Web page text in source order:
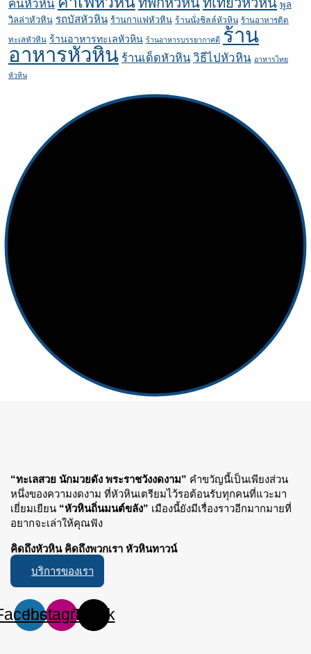
คนหัวหิน
พูล
วิลล่าหัวหิน รถบัสหัวหิน ร้านกาแฟหัวหิน ร้านนั่งชิลล์หัวหิน ร้านอาหารติด
ทะเลหัวหิน ร้านอาหารทะเลหัวหิน ร้านอาหารบรรยากาศดี ร้าน
อาหารหัวหิน ร้านเด็ดหัวหิน วิธีไปหัวหิน อาหารไทย
หัวหิน
“ทะเลสวย นักมวยดัง พระราชวังงดงาม” คำขวัญนี้เป็นเพียงส่วน
หนึ่งของความงดงาม ที่หัวหินเตรียมไว้รอต้อนรับทุกคนที่แวะมา
เยี่ยมเยียน “หัวหินถิ่นมนต์ขลัง” เมืองนี้ยังมีเรื่องราวอีกมากมายที่
อยากจะเล่าให้คุณฟัง
คิดถึงหัวหิน คิดถึงพวกเรา หัวหินทาวน์
บริการของเรา
InstagramTiktok